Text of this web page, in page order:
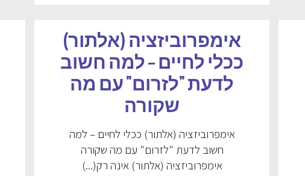
אימפרוביזציה (אלתור)
ככלי לחיים – למה חשוב
לדעת "לזרום" עם מה
שקורה
אימפרוביזציה (אלתור) ככלי לחיים – למה
חשוב לדעת "לזרום" עם מה שקורה
אימפרוביזציה (אלתור) אינה רק(...)